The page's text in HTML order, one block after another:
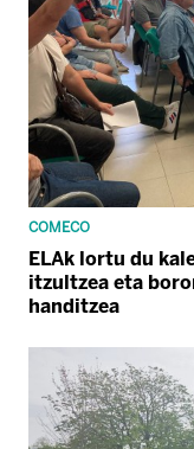
COMECO
ELAk lortu du
itzultzea eta
handitzea